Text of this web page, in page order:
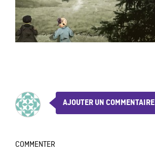
AJOUTER UN COMMENTAIRE
COMMENTER